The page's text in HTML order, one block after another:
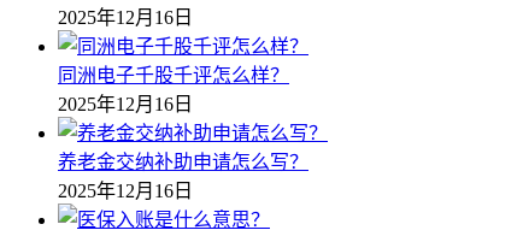
2025年12月16日
同洲电子千股千评怎么样？
2025年12月16日
养老金交纳补助申请怎么写？
2025年12月16日